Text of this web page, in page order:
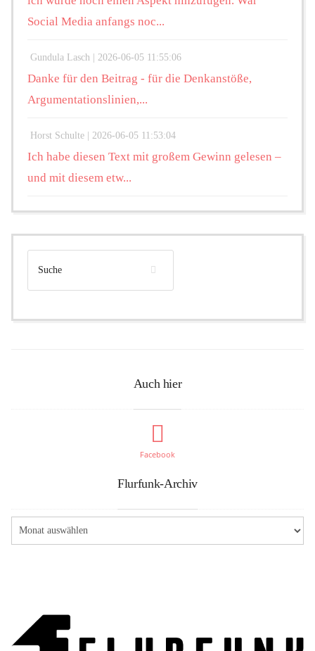
Social Media anfangs noc...
Gundula Lasch | 2026-06-05 11:55:06
Danke für den Beitrag - für die Denkanstöße,
Argumentationslinien,...
Horst Schulte | 2026-06-05 11:53:04
Ich habe diesen Text mit großem Gewinn gelesen –
und mit diesem etw...
Auch hier
Facebook
Flurfunk-Archiv